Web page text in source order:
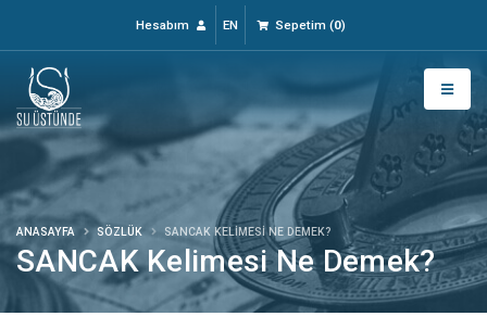
Hesabım EN Sepetim (0)
SANCAK Kelimesi Ne Demek?
ANASAYFA SÖZLÜK SANCAK KELIMESI NE DEMEK?